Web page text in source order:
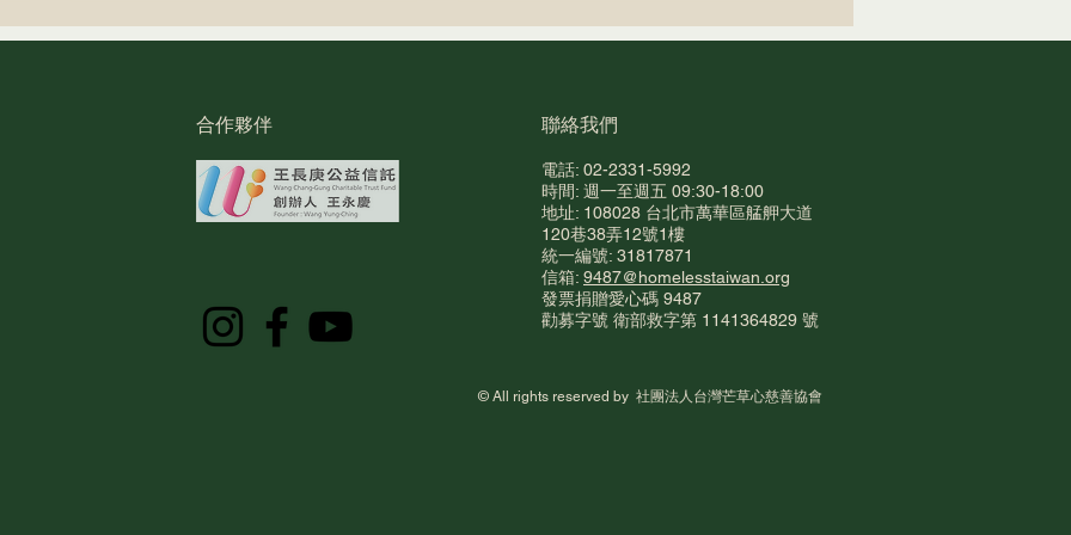
捐書至書寶二手書店，也可以
支持無家者自立生活！
合作夥伴 ​聯絡我們
電話: 02-2331-5992
時間: 週一至週五 09:30-18:00
地址: 108028 台北市萬華區艋舺大道
120巷38弄12號1樓
統一編號: 31817871
信箱: 9487@homelesstaiwan.org
​發票捐贈愛心碼 9487
勸募字號 衛部救字第 1141364829 號
© All rights reserved by 社團法人台灣芒草心慈善協會